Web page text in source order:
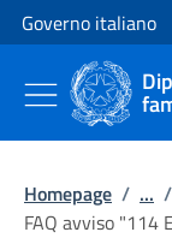
Vai al contenuto
Vai alla navigazione
Governo italiano
Homepage / ... /
FAQ avviso "114